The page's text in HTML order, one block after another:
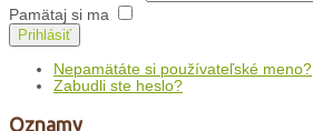
Pamätaj si ma
Prihlásiť
Nepamätáte si používateľské meno?
Zabudli ste heslo?
Oznamy